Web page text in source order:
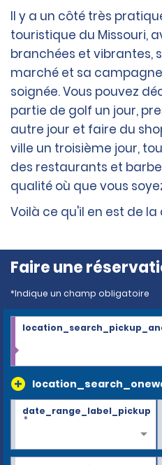
Il y a un côté très
touristique du Missouri,
branchées et vibrantes,
marché et sa
soignée. Vous pouvez
partie de golf un jour,
autre jour et faire du
ville un troisième jour,
des restaurants et
qualité où que vous
Voilà ce qu'il en est de
Faire une
*Indique un champ obligatoire
date_range_label_pickup
*